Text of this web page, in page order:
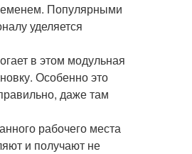
Популярными
уделяется
в этом модульная
Особенно это
даже там
рабочего места
и получают не